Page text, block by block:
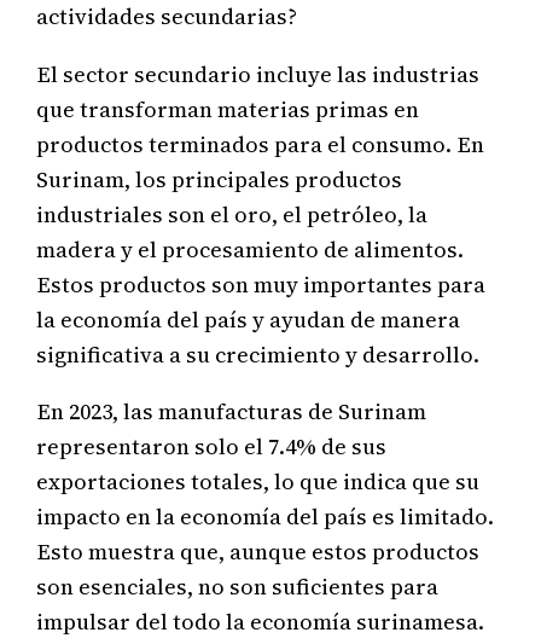
actividades secundarias?
El sector secundario incluye las industrias
que transforman materias primas en
productos terminados para el consumo. En
Surinam, los principales productos
industriales son el oro, el petróleo, la
madera y el procesamiento de alimentos.
Estos productos son muy importantes para
la economía del país y ayudan de manera
significativa a su crecimiento y desarrollo.
En 2023, las manufacturas de Surinam
representaron solo el 7.4% de sus
exportaciones totales, lo que indica que su
impacto en la economía del país es limitado.
Esto muestra que, aunque estos productos
son esenciales, no son suficientes para
impulsar del todo la economía surinamesa.